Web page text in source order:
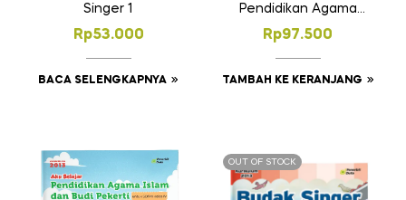
Singer 1
Rp53.000
BACA SELENGKAPNYA
Pendidikan Agama
Islam dan Budi
Pekerti SD Kelas 1
Rp97.500
TAMBAH KE KERANJANG
OUT OF STOCK